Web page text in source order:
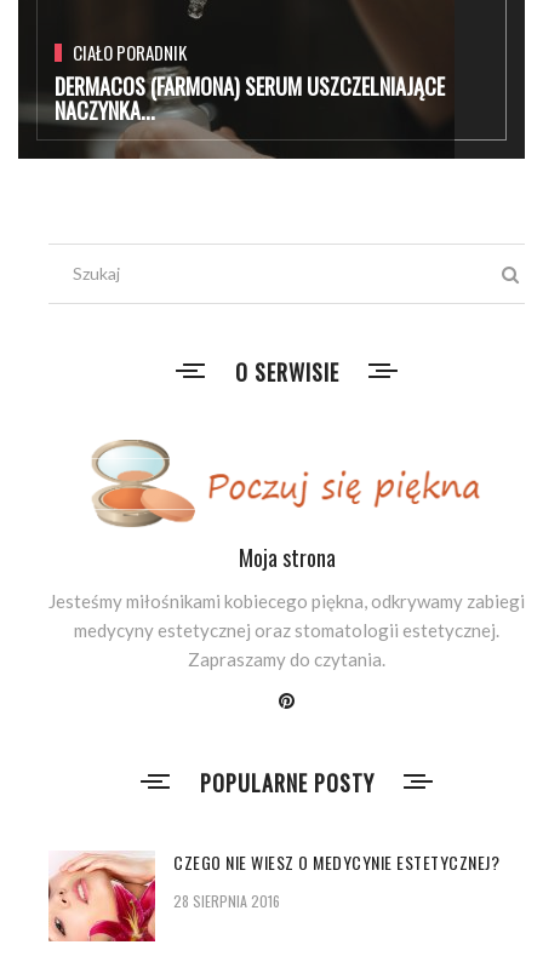
CIAŁO PORADNIK
DERMACOS (FARMONA) SERUM USZCZELNIAJĄCE
NACZYNKA...
O SERWISIE
Moja strona
Jesteśmy miłośnikami kobiecego piękna, odkrywamy zabiegi
medycyny estetycznej oraz stomatologii estetycznej.
Zapraszamy do czytania.
POPULARNE POSTY
CZEGO NIE WIESZ O MEDYCYNIE ESTETYCZNEJ?
28 SIERPNIA 2016